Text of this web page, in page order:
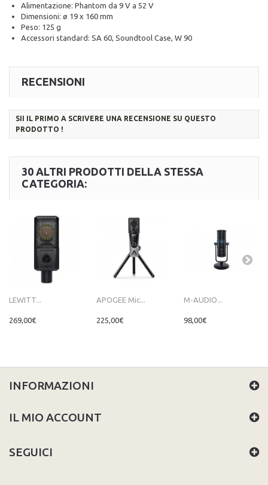
Alimentazione: Phantom da 9 V a 52 V
Dimensioni: ø 19 x 160 mm
Peso: 125 g
Accessori standard: SA 60, Soundtool Case, W 90
RECENSIONI
SII IL PRIMO A SCRIVERE UNA RECENSIONE SU QUESTO
PRODOTTO !
30 ALTRI PRODOTTI DELLA STESSA
CATEGORIA:
LEWITT...
269,00€
APOGEE Mic...
225,00€
M-AUDIO...
98,00€
INFORMAZIONI
IL MIO ACCOUNT
SEGUICI